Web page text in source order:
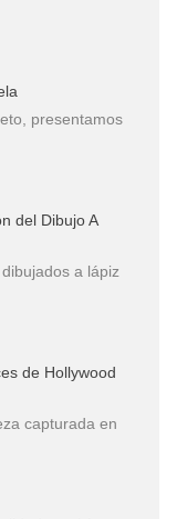
presentamos
del Dibujo A
a lápiz
de Hollywood
capturada en